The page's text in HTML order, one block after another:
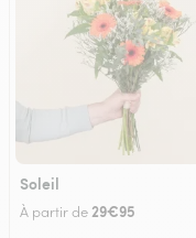
Soleil
À partir de 29€95